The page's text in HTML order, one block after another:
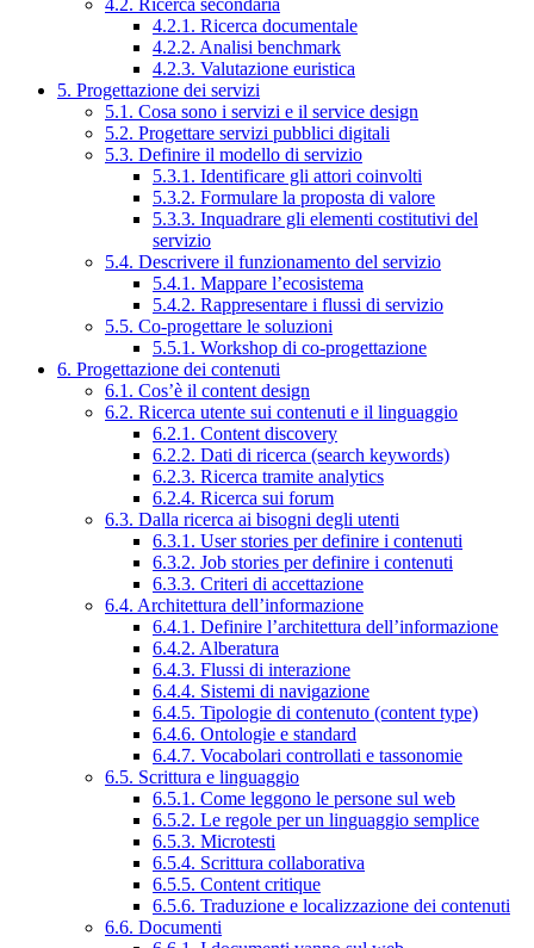
4.2. Ricerca secondaria
4.2.1. Ricerca documentale
4.2.2. Analisi benchmark
4.2.3. Valutazione euristica
5. Progettazione dei servizi
5.1. Cosa sono i servizi e il service design
5.2. Progettare servizi pubblici digitali
5.3. Definire il modello di servizio
5.3.1. Identificare gli attori coinvolti
5.3.2. Formulare la proposta di valore
5.3.3. Inquadrare gli elementi costitutivi del
servizio
5.4. Descrivere il funzionamento del servizio
5.4.1. Mappare l’ecosistema
5.4.2. Rappresentare i flussi di servizio
5.5. Co-progettare le soluzioni
5.5.1. Workshop di co-progettazione
6. Progettazione dei contenuti
6.1. Cos’è il content design
6.2. Ricerca utente sui contenuti e il linguaggio
6.2.1. Content discovery
6.2.2. Dati di ricerca (search keywords)
6.2.3. Ricerca tramite analytics
6.2.4. Ricerca sui forum
6.3. Dalla ricerca ai bisogni degli utenti
6.3.1. User stories per definire i contenuti
6.3.2. Job stories per definire i contenuti
6.3.3. Criteri di accettazione
6.4. Architettura dell’informazione
6.4.1. Definire l’architettura dell’informazione
6.4.2. Alberatura
6.4.3. Flussi di interazione
6.4.4. Sistemi di navigazione
6.4.5. Tipologie di contenuto (content type)
6.4.6. Ontologie e standard
6.4.7. Vocabolari controllati e tassonomie
6.5. Scrittura e linguaggio
6.5.1. Come leggono le persone sul web
6.5.2. Le regole per un linguaggio semplice
6.5.3. Microtesti
6.5.4. Scrittura collaborativa
6.5.5. Content critique
6.5.6. Traduzione e localizzazione dei contenuti
6.6. Documenti